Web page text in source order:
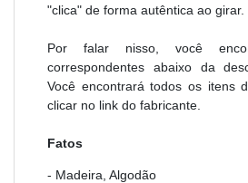
"clica" de forma autêntica ao girar.
Por falar nisso, você
correspondentes abaixo da
Você encontrará todos os itens
clicar no link do fabricante.
Fatos
- Madeira, Algodão